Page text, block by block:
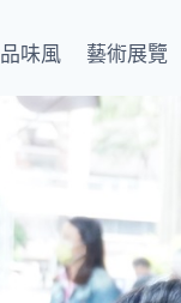
品味風 藝術展覽